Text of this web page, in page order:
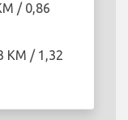
/ 0,86
KM / 1,32